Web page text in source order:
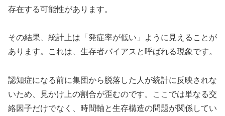
存在する可能性があります。
その結果、統計上は「発症率が低い」ように見えることが
あります。これは、生存者バイアスと呼ばれる現象です。
認知症になる前に集団から脱落した人が統計に反映されな
いため、見かけ上の割合が歪むのです。ここでは単なる交
絡因子だけでなく、時間軸と生存構造の問題が関係してい